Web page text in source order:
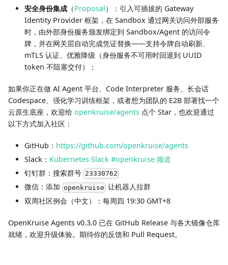
安全身份集成 （Proposal）：引入可插拔的 Gateway
Identity Provider 框架，在 Sandbox 通过网关访问外部服务
时，由外部身份服务颁发绑定到 Sandbox/Agent 的访问令
牌，并在网关层自动完成凭证替换——支持令牌自动刷新、
mTLS 认证、优雅降级（身份服务不可用时回退到 UUID
token 不阻塞交付）；
如果你正在做 AI Agent 平台、Code Interpreter 服务、长会话
Codespace、强化学习训练框架，或者想为团队的 E2B 部署找一个
云原生底座，欢迎给 openkruise/agents 点个 Star，也欢迎通过
以下方式加入社区：
GitHub： https://github.com/openkruise/agents
Slack： Kubernetes Slack #openkruise 频道
钉钉群：搜索群号 23330762
微信：添加 openkruise 让机器人拉群
双周社区例会（中文）：每周四 19:30 GMT+8
OpenKruise Agents v0.3.0 已在 GitHub Release 与各大镜像仓库
就绪，欢迎升级体验。期待你的反馈和 Pull Request。